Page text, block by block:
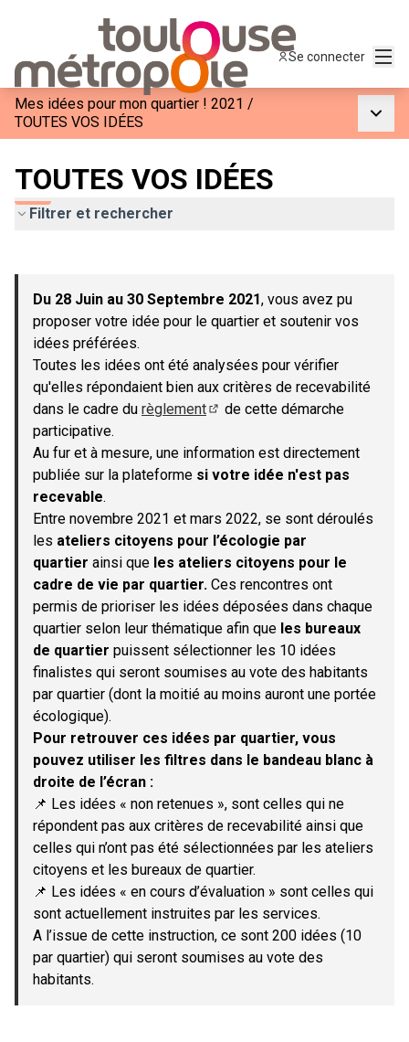
Se connecter
Mes idées pour mon quartier ! 2021 /
TOUTES VOS IDÉES
TOUTES VOS IDÉES
Filtrer et rechercher
−
Du 28 Juin au 30 Septembre 2021, vous avez pu
proposer votre idée pour le quartier et soutenir vos
idées préférées.
Toutes les idées ont été analysées pour vérifier
qu'elles répondaient bien aux critères de recevabilité
dans le cadre du règlement
de cette démarche
participative.
Au fur et à mesure, une information est directement
publiée sur la plateforme si votre idée n'est pas
recevable.
Entre novembre 2021 et mars 2022, se sont déroulés
les ateliers citoyens pour l’écologie par
quartier ainsi que les ateliers citoyens pour le
cadre de vie par quartier. Ces rencontres ont
permis de prioriser les idées déposées dans chaque
quartier selon leur thématique afin que les bureaux
de quartier puissent sélectionner les 10 idées
finalistes qui seront soumises au vote des habitants
par quartier (dont la moitié au moins auront une portée
écologique).
Pour retrouver ces idées par quartier, vous
pouvez utiliser les filtres dans le bandeau blanc à
droite de l’écran :
📌 Les idées « non retenues », sont celles qui ne
répondent pas aux critères de recevabilité ainsi que
celles qui n’ont pas été sélectionnées par les ateliers
citoyens et les bureaux de quartier.
📌 Les idées « en cours d’évaluation » sont celles qui
sont actuellement instruites par les services.
A l’issue de cette instruction, ce sont 200 idées (10
par quartier) qui seront soumises au vote des
habitants.